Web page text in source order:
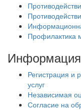
Профилактика
Информация
Регистрация и
услуг
Независимая
Согласие на